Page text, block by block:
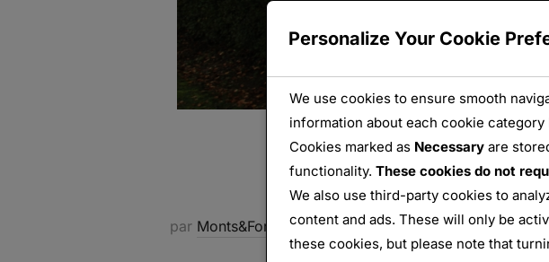
La nécropole
par Monts&Forts France,Gerbéviller,Grand Est ,
Personalize Your Cookie
We use cookies to ensure smooth
information about each cookie category
Cookies marked as Necessaryare
functionality. These cookies do not
We also use third-party cookies to
content and ads. These will only be
these cookies, but please note that